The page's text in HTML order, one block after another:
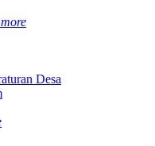
Desa